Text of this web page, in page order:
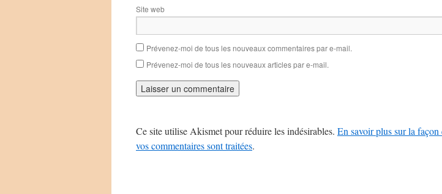
Site web
Prévenez-moi de tous les nouveaux commentaires par e-mail.
Prévenez-moi de tous les nouveaux articles par e-mail.
Ce site utilise Akismet pour réduire les indésirables. En savoir plus sur la façon
vos commentaires sont traitées.